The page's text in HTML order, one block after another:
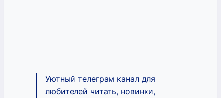
Уютный телеграм канал для
любителей читать, новинки,